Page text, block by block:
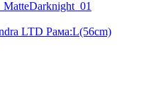
LTD Рама:L(56cm)